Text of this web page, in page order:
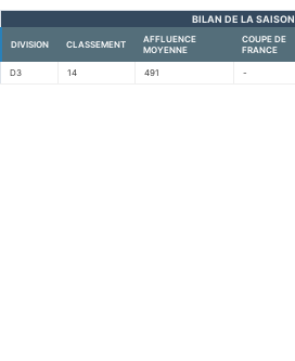
BILAN DE LA SAISON
DIVISION CLASSEMENT
AFFLUENCE
MOYENNE
COUPE DE
FRANCE
D3 14 491 -